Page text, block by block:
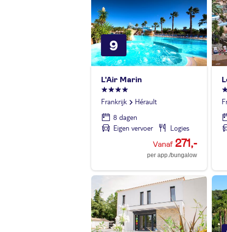
9
L'Air Marin
Frankrijk
Hérault
8 dagen
Eigen vervoer
Logies
271,-
per app./bungalow